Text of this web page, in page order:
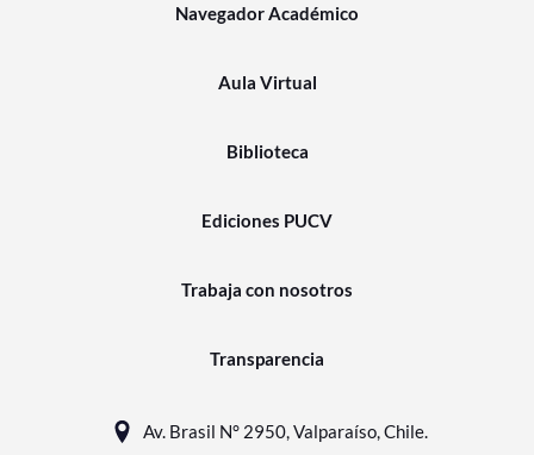
Navegador Académico
Aula Virtual
Biblioteca
Ediciones PUCV
Trabaja con nosotros
Transparencia
Av. Brasil N° 2950, Valparaíso, Chile.